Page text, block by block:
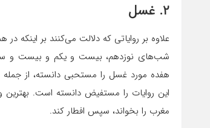
۲. غسل
علاوه بر روایاتی که دلالت می‌کنند بر
شب‌های نوزدهم، بیست و یکم و بیست و
هفده مورد غسل را مستحبی دانسته، از
این روایات را مستفیض دانسته است.
مغرب را بخواند، سپس افطار کند.